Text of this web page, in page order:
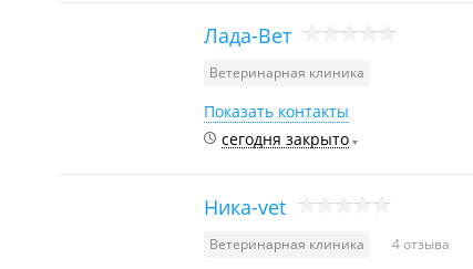
Лада-Вет
Ветеринарная клиника
Показать контакты
сегодня закрыто
Ника-vet
Ветеринарная клиника 4 отзыва